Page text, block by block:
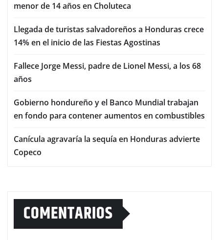
menor de 14 años en Choluteca
Llegada de turistas salvadoreños a Honduras crece
14% en el inicio de las Fiestas Agostinas
Fallece Jorge Messi, padre de Lionel Messi, a los 68
años
Gobierno hondureño y el Banco Mundial trabajan
en fondo para contener aumentos en combustibles
Canícula agravaría la sequía en Honduras advierte
Copeco
COMENTARIOS